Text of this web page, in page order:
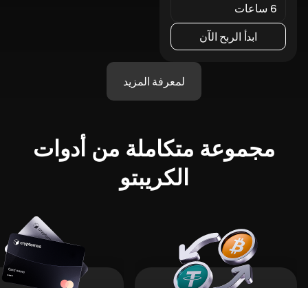
6 ساعات
ابدأ الربح الآن
لمعرفة المزيد
مجموعة متكاملة من أدوات
الكريبتو